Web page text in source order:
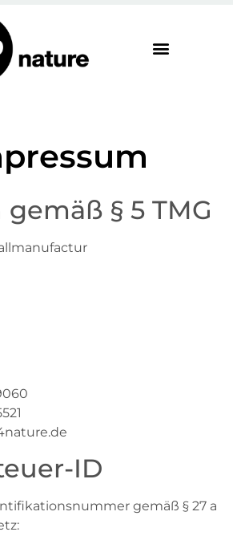
§ 5 TMG
ID
gemäß § 27 a